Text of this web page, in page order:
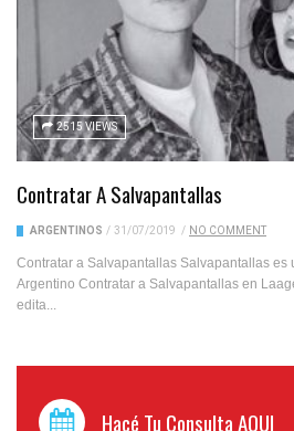
2515 VIEWS
Contratar A Salvapantallas
ARGENTINOS / 31/07/2019 / NO COMMENT
Contratar a Salvapantallas Salvapantallas es
Argentino Contratar a Salvapantallas en
edita...
Hacé Tu Consulta AQUI